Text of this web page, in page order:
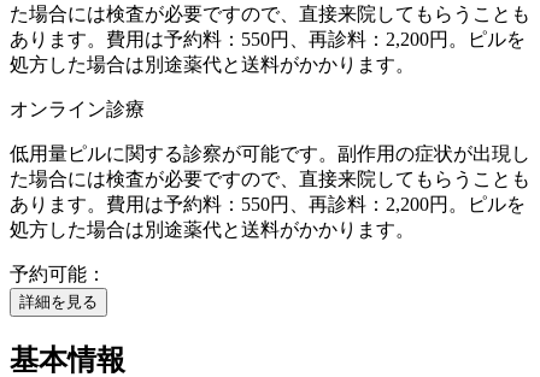
た場合には検査が必要ですので、直接来院してもらうことも
あります。費用は予約料：550円、再診料：2,200円。ピルを
処方した場合は別途薬代と送料がかかります。
オンライン診療
低用量ピルに関する診察が可能です。副作用の症状が出現し
た場合には検査が必要ですので、直接来院してもらうことも
あります。費用は予約料：550円、再診料：2,200円。ピルを
処方した場合は別途薬代と送料がかかります。
予約可能：
詳細を見る
基本情報